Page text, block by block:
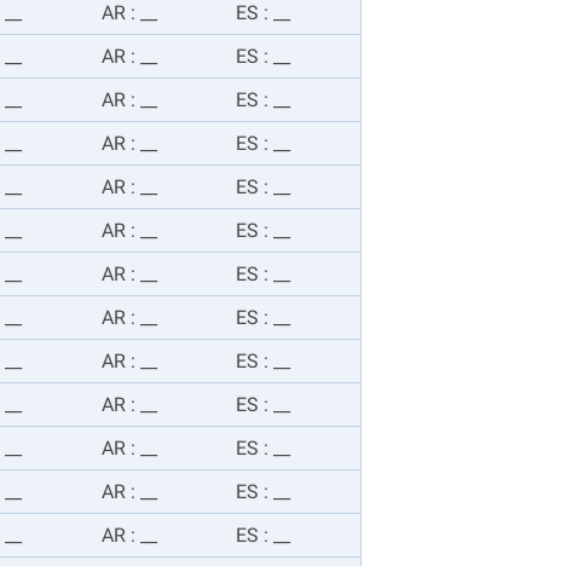
AR : ES :
AR : ES :
AR : ES :
AR : ES :
AR : ES :
AR : ES :
AR : ES :
AR : ES :
AR : ES :
AR : ES :
AR : ES :
AR : ES :
AR : ES :